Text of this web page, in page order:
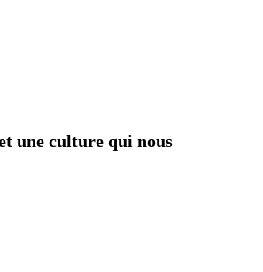
une culture qui nous